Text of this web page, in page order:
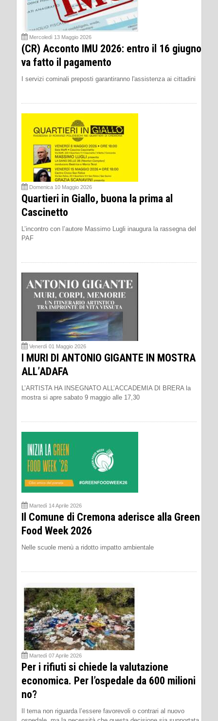
Mercoledì 13 Maggio 2026
(CR) Acconto IMU 2026: entro il 16 giugno
va fatto il pagamento
I servizi cominali preposti garantiranno l'assistenza ai cittadini
Domenica 10 Maggio 2026
Quartieri in Giallo, buona la prima al
Cascinetto
L’incontro con l’autore Massimo Lugli inaugura la rassegna del
PAF
Venerdì 01 Maggio 2026
I MURI DI ANTONIO GIGANTE IN MOSTRA
ALL’ADAFA
L’ARTISTA HA INSEGNATO ALL’ACCADEMIA DI BRERA la
mostra si apre sabato 9 maggio alle 17,30
Martedì 14 Aprile 2026
Il Comune di Cremona aderisce alla Green
Food Week 2026
Nelle scuole menù a ridotto impatto ambientale
Martedì 07 Aprile 2026
Per i rifiuti si chiede la valutazione
economica. Per l’ospedale da 600 milioni
no?
Il tema non riguarda l’essere favorevoli o contrari al nuovo